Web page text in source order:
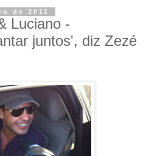
de 2011
Luciano -
juntos', diz Zezé